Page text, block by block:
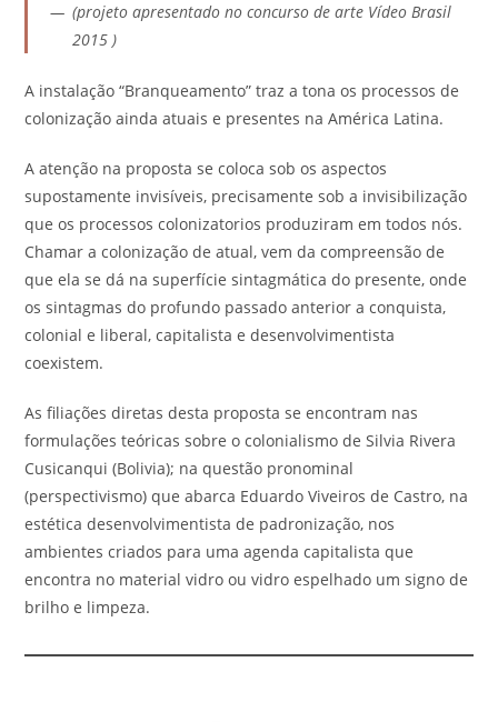
(projeto apresentado no concurso de arte Vídeo Brasil
2015 )
A instalação “Branqueamento” traz a tona os processos de
colonização ainda atuais e presentes na América Latina.
A atenção na proposta se coloca sob os aspectos
supostamente invisíveis, precisamente sob a invisibilização
que os processos colonizatorios produziram em todos nós.
Chamar a colonização de atual, vem da compreensão de
que ela se dá na superfície sintagmática do presente, onde
os sintagmas do profundo passado anterior a conquista,
colonial e liberal, capitalista e desenvolvimentista
coexistem.
As filiações diretas desta proposta se encontram nas
formulações teóricas sobre o colonialismo de Silvia Rivera
Cusicanqui (Bolivia); na questão pronominal
(perspectivismo) que abarca Eduardo Viveiros de Castro, na
estética desenvolvimentista de padronização, nos
ambientes criados para uma agenda capitalista que
encontra no material vidro ou vidro espelhado um signo de
brilho e limpeza.